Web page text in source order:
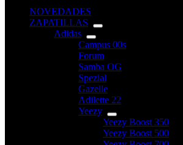
NOVEDADES
ZAPATILLAS
Adidas
Campus 00s
Forum
Samba OG
Spezial
Gazelle
Adilette 22
Yeezy
Yeezy Boost 350
Yeezy Boost 500